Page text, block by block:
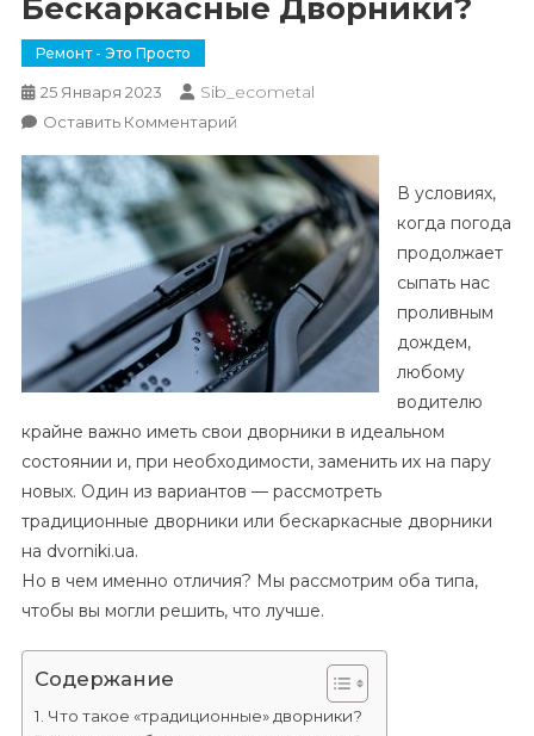
Бескаркасные Дворники?
Ремонт - Это Просто
25 Января 2023 Sib_ecometal
Оставить КомментарийК
Или
Бескаркасные
Дворники?
В условиях,
когда погода
продолжает
сыпать нас
проливным
дождем,
любому
водителю
крайне важно иметь свои дворники в идеальном
состоянии и, при необходимости, заменить их на пару
новых. Один из вариантов — рассмотреть
традиционные дворники или бескаркасные дворники
на dvorniki.ua.
Но в чем именно отличия? Мы рассмотрим оба типа,
чтобы вы могли решить, что лучше.
Содержание
Что такое «традиционные» дворники?